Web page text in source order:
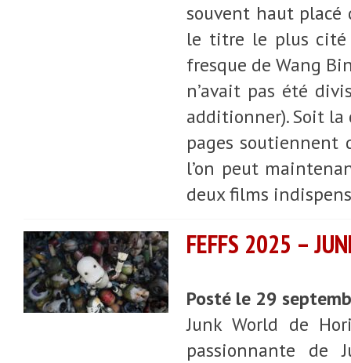
souvent haut placé
le titre le plus cité
fresque de Wang
n’avait pas été
additionner). Soit la
pages
l’on peut
deux films
FEFFS 2025 –
Posté le 29
Junk World de
passionnante de